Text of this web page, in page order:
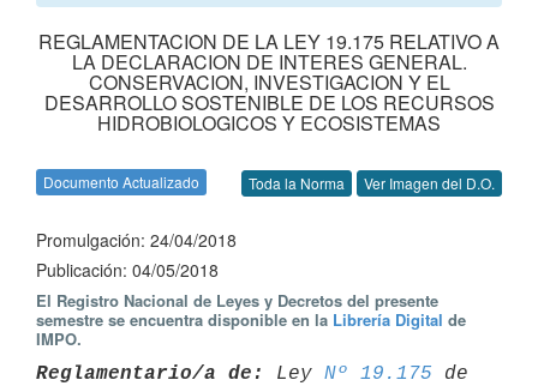
REGLAMENTACION DE LA LEY 19.175 RELATIVO A
LA DECLARACION DE INTERES GENERAL.
CONSERVACION, INVESTIGACION Y EL
DESARROLLO SOSTENIBLE DE LOS RECURSOS
HIDROBIOLOGICOS Y ECOSISTEMAS
Documento Actualizado Toda la Norma Ver Imagen del D.O.
Promulgación: 24/04/2018
Publicación: 04/05/2018
El Registro Nacional de Leyes y Decretos del presente
semestre se encuentra disponible en la Librería Digital de
IMPO.
Reglamentario/a de: Ley Nº 19.175 de